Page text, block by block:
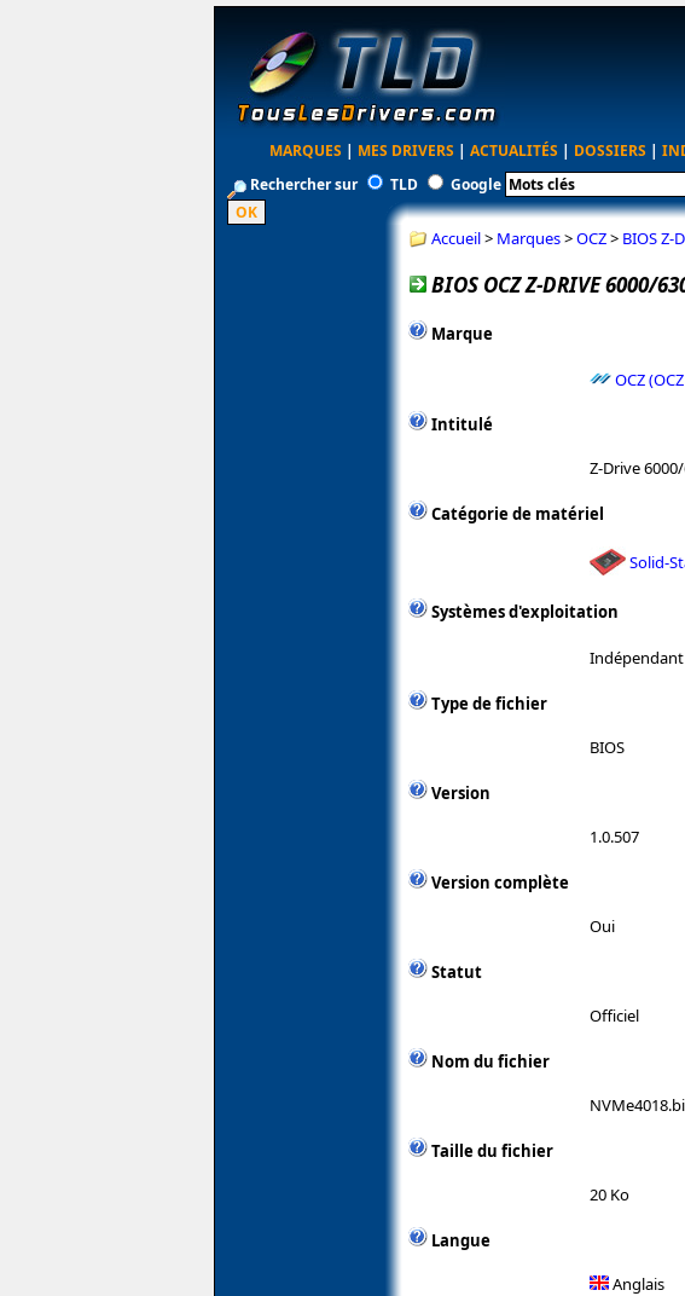
MARQUES | MES DRIVERS | ACTUALITÉS | DOSSIERS |
Rechercher sur
TLD Google
Accueil> Marques>OCZ> BIOS Z-
BIOS OCZ Z-DRIVE 6000/
Marque
OCZ
Intitulé
Z-Drive
Catégorie de matériel
Solid-
Systèmes d'exploitation
Type de fichier
BIOS
Version
1.0.507
Version complète
Oui
Statut
Officiel
Nom du fichier
Taille du fichier
20 Ko
Langue
Anglais